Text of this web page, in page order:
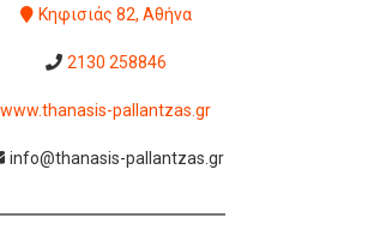
Κηφισιάς 82, Αθήνα
2130 258846
www.thanasis-pallantzas.gr
info@thanasis-pallantzas.gr